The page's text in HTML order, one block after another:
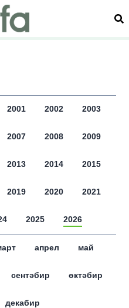
2001 2002 2003
2007 2008 2009
2013 2014 2015
2019 2020 2021
2025 2026
апрел май
сентәбир өктәбир
декабир